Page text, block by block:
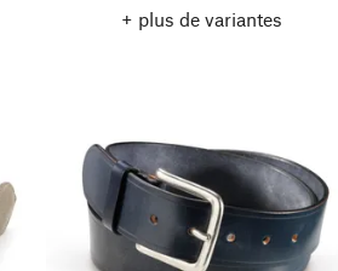
+ plus de variantes